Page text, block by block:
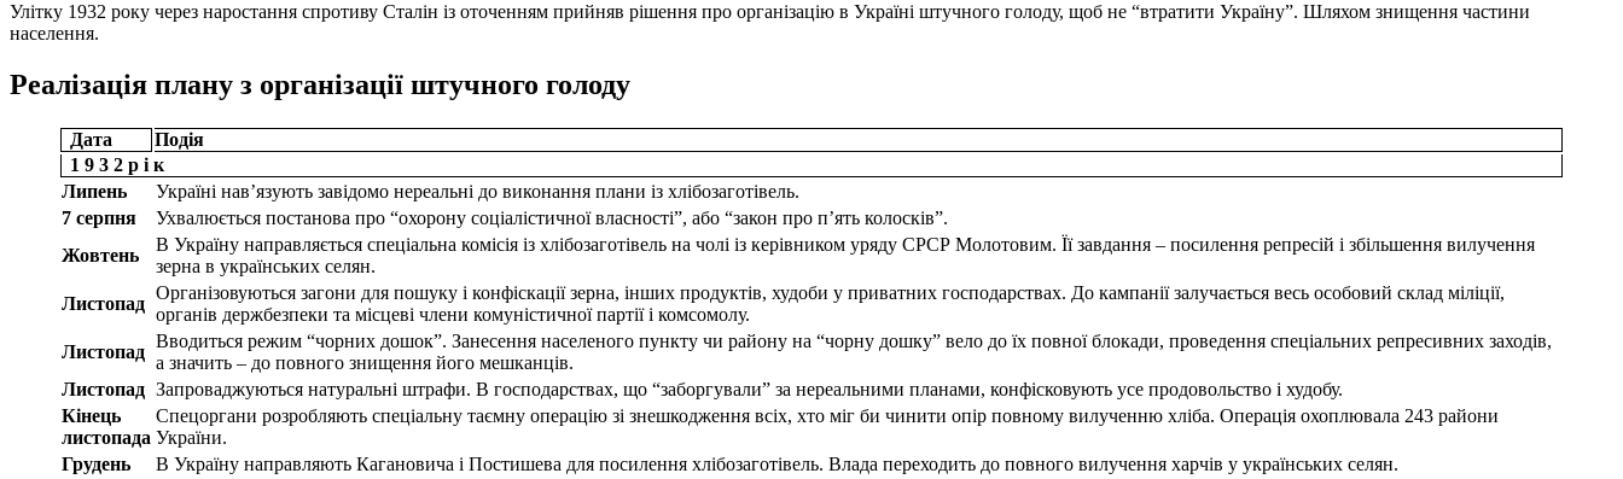
Улітку 1932 року через наростання спротиву Сталін із оточенням прийняв рішення про організацію в Україні штучного голоду, щоб не “втратити Україну”. Шляхом знищення частини
населення.
Реалізація плану з організації штучного голоду
Дата
Подія
1 9 3 2 р і к
Липень
Україні нав’язують завідомо нереальні до виконання плани із хлібозаготівель.
7 серпня
Ухвалюється постанова про “охорону соціалістичної власності”, або “закон про п’ять колосків”.
Жовтень
В Україну направляється спеціальна комісія із хлібозаготівель на чолі із керівником уряду СРСР Молотовим. Її завдання – посилення репресій і збільшення вилучення
зерна в українських селян.
Листопад
Організовуються загони для пошуку і конфіскації зерна, інших продуктів, худоби у приватних господарствах. До кампанії залучається весь особовий склад міліції,
органів держбезпеки та місцеві члени комуністичної партії і комсомолу.
Листопад
Вводиться режим “чорних дошок”. Занесення населеного пункту чи району на “чорну дошку” вело до їх повної блокади, проведення спеціальних репресивних заходів,
а значить – до повного знищення його мешканців.
Листопад Запроваджуються натуральні штрафи. В господарствах, що “заборгували” за нереальними планами, конфісковують усе продовольство і худобу.
Кінець
листопада
Спецоргани розробляють спеціальну таємну операцію зі знешкодження всіх, хто міг би чинити опір повному вилученню хліба. Операція охоплювала 243 райони
України.
Грудень
В Україну направляють Кагановича і Постишева для посилення хлібозаготівель. Влада переходить до повного вилучення харчів у українських селян.